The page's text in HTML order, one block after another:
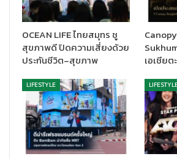
สำหรับแผนการตลาดของยันฮีฟ้าทะลายโจร
ได้ผลิตและวางจำหน่ายทั่วประเทศตามร้านค้า
เดิร์นเทรด การจำหน่ายผ่าน Online และในเร็ว
กระจายผลิตภัณฑ์ไปสู่มือผู้บริโภค
OCEAN LIFE ไทยสมุทร ชู
สุขภาพดี ปิดความเสี่ยงด้วย
ประกันชีวิต–สุขภาพ
เอเชีย
LIFESTYLE